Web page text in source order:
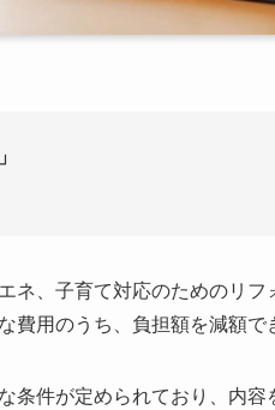
ネ、子育て対応のためのリフ
費用のうち、負担額を減額で
条件が定められており、内容